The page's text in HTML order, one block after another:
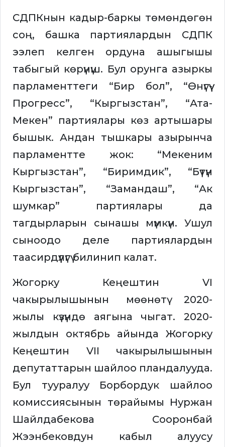
СДПКнын кадыр-баркы төмөндөгөн
соң, башка партиялардын СДПК
ээлеп келген ордуна ашыгышы
табыгый көрүнүш. Бул орунга азыркы
парламенттеги “Бир бол”, “Өнүгүү-
Прогресс”, “Кыргызстан”, “Ата-
Мекен” партиялары көз артышары
бышык. Андан тышкары азырынча
парламентте жок: “Мекеним
Кыргызстан”, “Биримдик”, “Бүтүн
Кыргызстан”, “Замандаш”, “Ак
шумкар” партиялары да
тагдырларын сынашы мүмкүн. Ушул
сыноодо деле партиялардын
таасирдүүлүгү билинип калат.
Жогорку Кеңештин VI
чакырылышынын мөөнөтү 2020-
жылы күзүндө аягына чыгат. 2020-
жылдын октябрь айында Жогорку
Кеңештин VII чакырылышынын
депутаттарын шайлоо пландалууда.
Бул тууралуу Борбордук шайлоо
комиссиясынын төрайымы Нуржан
Шайлдабекова Сооронбай
Жээнбековдун кабыл алуусу